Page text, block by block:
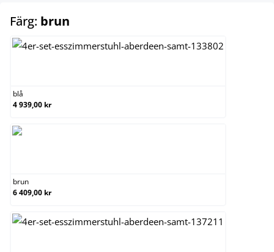
Färg: brun
blå
4 939,00 kr
brun
6 409,00 kr